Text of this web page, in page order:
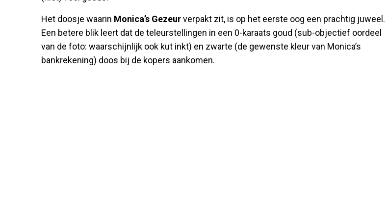
Het doosje waarin Monica’s Gezeurverpakt zit, is op het eerste oog een prachtig juweel.
Een betere blik leert dat de teleurstellingen in een 0-karaats goud (sub-objectief oordeel
van de foto: waarschijnlijk ook kut inkt) en zwarte (de gewenste kleur van Monica’s
bankrekening) doos bij de kopers aankomen.